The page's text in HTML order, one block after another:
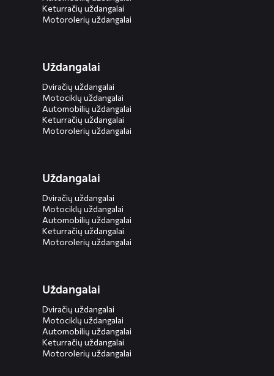
Keturračių uždangalai
Motorolerių uždangalai
Uždangalai
Dviračių uždangalai
Motociklų uždangalai
Automobilių uždangalai
Keturračių uždangalai
Motorolerių uždangalai
Uždangalai
Dviračių uždangalai
Motociklų uždangalai
Automobilių uždangalai
Keturračių uždangalai
Motorolerių uždangalai
Uždangalai
Dviračių uždangalai
Motociklų uždangalai
Automobilių uždangalai
Keturračių uždangalai
Motorolerių uždangalai